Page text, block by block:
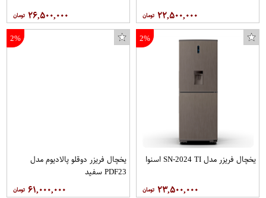
۲۲,۵۰۰,۰۰۰ ۲۶,۵۰۰,۰۰۰
2%
یخچال فریزر مدل SN-2024 TI اسنوا
۲۳,۵۰۰,۰۰۰
2%
یخچال فریزر دوقلو پالادیوم مدل
PDF23 سفید
۶۱,۰۰۰,۰۰۰